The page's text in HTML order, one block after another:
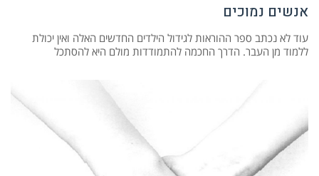
אנשים נמוכים
עוד לא נכתב ספר ההוראות לגידול הילדים החדשים האלה ואין יכולת
ללמוד מן העבר. הדרך החכמה להתמודדות מולם היא להסתכל